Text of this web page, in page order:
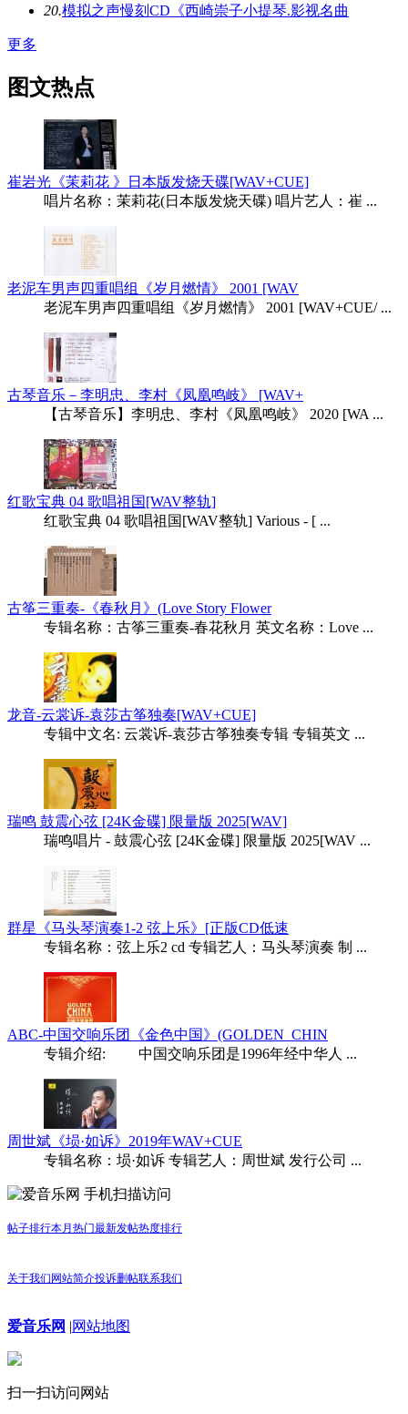
20.模拟之声慢刻CD《西崎崇子小提琴.影视名曲
更多
图文热点
崔岩光《茉莉花 》日本版发烧天碟[WAV+CUE]
唱片名称：茉莉花(日本版发烧天碟) 唱片艺人：崔 ...
老泥车男声四重唱组《岁月燃情》 2001 [WAV
老泥车男声四重唱组《岁月燃情》 2001 [WAV+CUE/ ...
古琴音乐－李明忠、李村《凤凰鸣岐》 [WAV+
【古琴音乐】李明忠、李村《凤凰鸣岐》 2020 [WA ...
红歌宝典 04 歌唱祖国[WAV整轨]
红歌宝典 04 歌唱祖国[WAV整轨] Various - [ ...
古筝三重奏-《春秋月》(Love Story Flower
专辑名称：古筝三重奏-春花秋月 英文名称：Love ...
龙音-云裳诉-袁莎古筝独奏[WAV+CUE]
专辑中文名: 云裳诉-袁莎古筝独奏专辑 专辑英文 ...
瑞鸣 鼓震心弦 [24K金碟] 限量版 2025[WAV]
瑞鸣唱片 - 鼓震心弦 [24K金碟] 限量版 2025[WAV ...
群星《马头琴演奏1-2 弦上乐》[正版CD低速
专辑名称：弦上乐2 cd 专辑艺人：马头琴演奏 制 ...
ABC-中国交响乐团《金色中国》(GOLDEN_CHIN
专辑介绍: 中国交响乐团是1996年经中华人 ...
周世斌《埙·如诉》2019年WAV+CUE
专辑名称：埙·如诉 专辑艺人：周世斌 发行公司 ...
手机扫描访问
帖子排行本月热门最新发帖热度排行
关于我们 网站简介投诉删帖联系我们
爱音乐网 |网站地图
扫一扫访问网站